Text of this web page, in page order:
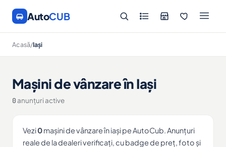
AutoCUB
Acasă/Iași
Mașini de vânzare în Iași
0anunțuri active
Vezi0mașini de vânzare în iași pe AutoCub. Anunțuri
reale de la dealeri verificați, cu badge de preț, foto și